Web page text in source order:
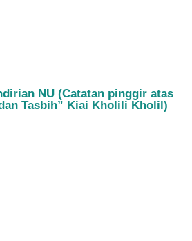
NU (Catatan pinggir atas
Tasbih” Kiai Kholili Kholil)